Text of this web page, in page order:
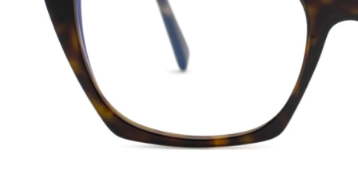
131 mm
Brillenbreite
41 mm
Glashöhe Glasbreite
Glasbreite